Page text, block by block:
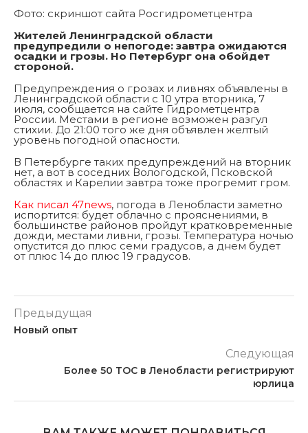
Фото: скриншот сайта Росгидрометцентра
Жителей Ленинградской области
предупредили о непогоде: завтра ожидаются
осадки и грозы. Но Петербург она обойдет
стороной.
Предупреждения о грозах и ливнях объявлены в
Ленинградской области с 10 утра вторника, 7
июля, сообщается на сайте Гидрометцентра
России. Местами в регионе возможен разгул
стихии. До 21:00 того же дня объявлен желтый
уровень погодной опасности.
В Петербурге таких предупреждений на вторник
нет, а вот в соседних Вологодской, Псковской
областях и Карелии завтра тоже прогремит гром.
Как писал 47news, погода в Ленобласти заметно
испортится: будет облачно с прояснениями, в
большинстве районов пройдут кратковременные
дожди, местами ливни, грозы. Температура ночью
опустится до плюс семи градусов, а днем будет
от плюс 14 до плюс 19 градусов.
Предыдущая
Новый опыт
Следующая
Более 50 ТОС в Ленобласти регистрируют
юрлица